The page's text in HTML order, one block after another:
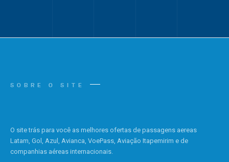
SOBRE O SITE
O site trás para você as melhores ofertas de passagens aereas
Latam, Gol, Azul, Avianca, VoePass, Aviação Itapemirim e de
companhias aéreas internacionais.